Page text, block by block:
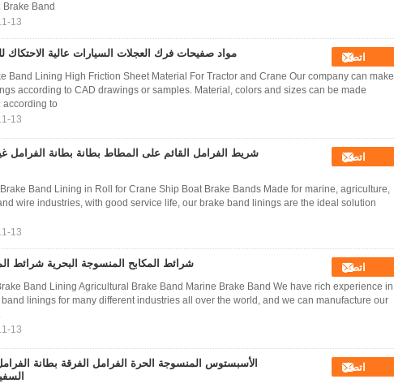
Brake Band ...
مواد صفيحات فرك العجلات السيارات عالية الاحتكاك اتصل
Band Lining High Friction Sheet Material For Tractor and Crane Our company can make
according to CAD drawings or samples. Material, colors and sizes can be made
according to ...
شريط الفرامل القائم على المطاط بطانة بطانة الفرامل
اتصل
Band Lining in Roll for Crane Ship Boat Brake Bands Made for marine, agriculture,
wire industries, with good service life, our brake band linings are the ideal solution ...
شرائط المكابح المنسوجة البحرية شرائط اتصل
Band Lining Agricultural Brake Band Marine Brake Band We have rich experience in
linings for many different industries all over the world, and we can manufacture our
الأسبستوس المنسوجة الحرة الفرامل الفرقة بطانة
اتصل